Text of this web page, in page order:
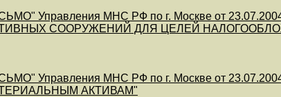
Управления МНС РФ по г. Москве от
СООРУЖЕНИЙ ДЛЯ ЦЕЛЕЙ
Управления МНС РФ по г. Москве от
АКТИВАМ"